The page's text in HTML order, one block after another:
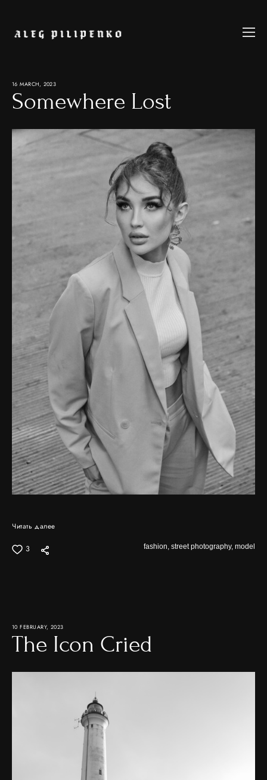
Читать далее
3 fashion, street photography, model
16 MARCH, 2023
Somewhere Lost
10 FEBRUARY, 2023
The Icon Сried